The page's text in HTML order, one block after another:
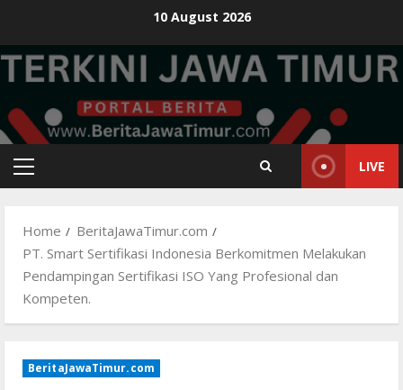
content
10 August 2026
Primary
LIVE
Home
BeritaJawaTimur.com
PT. Smart Sertifikasi Indonesia Berkomitmen Melakukan
Pendampingan Sertifikasi ISO Yang Profesional dan
Kompeten.
BeritaJawaTimur.com